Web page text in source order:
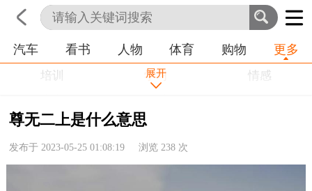
首页 科技 生活 职业
汽车 看书 人物 体育 购物 更多
培训 学习
情感
农业
命理
健康
历史
展开
尊无二上是什么意思
发布于 2023-05-25 01:08:19 浏览238 次